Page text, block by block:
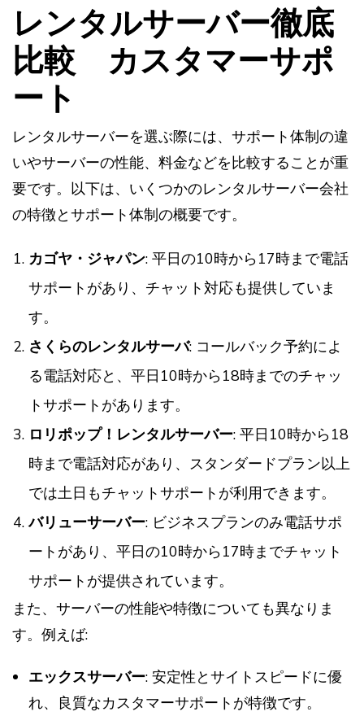
レンタルサーバー徹底
比較 カスタマーサポ
ート
レンタルサーバーを選ぶ際には、サポート体制の違
いやサーバーの性能、料金などを比較することが重
要です。以下は、いくつかのレンタルサーバー会社
の特徴とサポート体制の概要です。
カゴヤ・ジャパン: 平日の10時から17時まで電話
サポートがあり、チャット対応も提供していま
す。
さくらのレンタルサーバ: コールバック予約によ
る電話対応と、平日10時から18時までのチャッ
トサポートがあります。
ロリポップ！レンタルサーバー: 平日10時から18
時まで電話対応があり、スタンダードプラン以上
では土日もチャットサポートが利用できます。
バリューサーバー: ビジネスプランのみ電話サポ
ートがあり、平日の10時から17時までチャット
サポートが提供されています。
また、サーバーの性能や特徴についても異なりま
す。例えば:
エックスサーバー: 安定性とサイトスピードに優
れ、良質なカスタマーサポートが特徴です。